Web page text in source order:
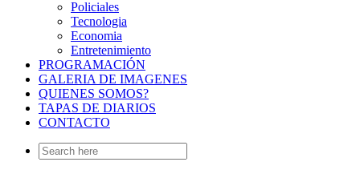
Policiales
Tecnologia
Economia
Entretenimiento
PROGRAMACIÓN
GALERIA DE IMAGENES
QUIENES SOMOS?
TAPAS DE DIARIOS
CONTACTO
Search
for: